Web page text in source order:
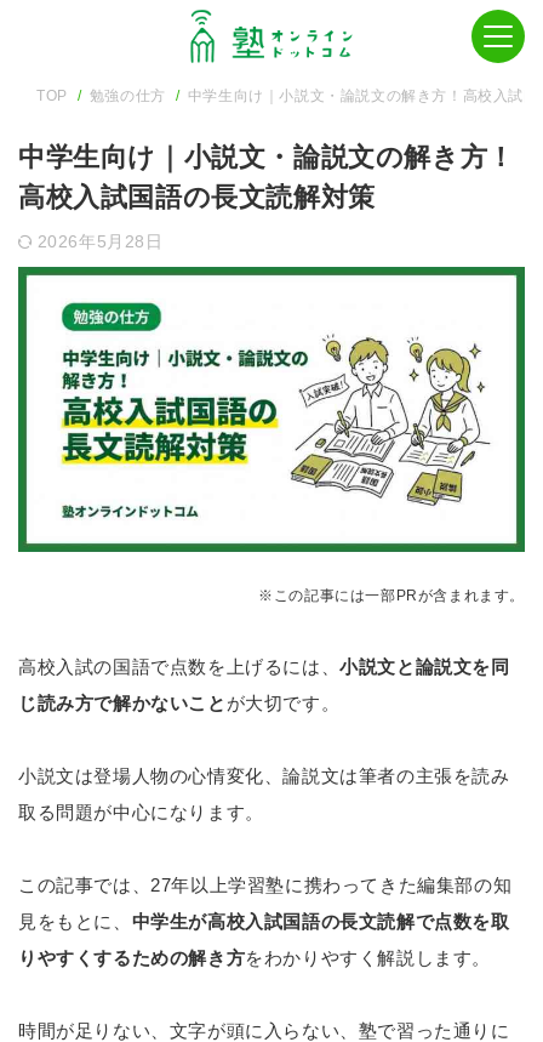
TOP 勉強の仕方 中学生向け｜小説文・論説文の解き方！高校入試
中学生向け｜小説文・論説文の解き方！
高校入試国語の長文読解対策
2026年5月28日
※この記事には一部PRが含まれます。
高校入試の国語で点数を上げるには、小説文と論説文を同
じ読み方で解かないこと が大切です。
小説文は登場人物の心情変化、論説文は筆者の主張を読み
取る問題が中心になります。
この記事では、27年以上学習塾に携わってきた編集部の知
見をもとに、 中学生が高校入試国語の長文読解で点数を取
りやすくするための解き方をわかりやすく解説します。
時間が足りない、文字が頭に入らない、塾で習った通りに